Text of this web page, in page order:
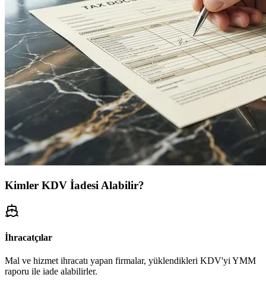
Kimler KDV İadesi Alabilir?
İhracatçılar
Mal ve hizmet ihracatı yapan firmalar, yüklendikleri KDV'yi YMM
raporu ile iade alabilirler.